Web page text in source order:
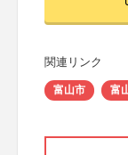
関連リンク
富山市 富